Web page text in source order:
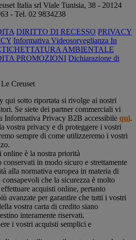
Italia srl ​​Viale Tunisia, 38 - 20124
- Tel. 02 9834238
DIRITTO DI RECESSO PRIVACY
Informativa Videosorveglianza In
AMBIENTALE
PROMOZIONI Dichiarazione di
Creuset
qui sotto riportata si rivolge ai nostri
Se siete dei partner commerciali vi
Informativa Privacy B2B accessibile qui.
vostra privacy e di proteggere i vostri
sempre di come utilizzeremo i vostri
online è la nostra priorità
in modo sicuro e strettamente
alla normativa europea in materia di
che la sicurezza è molto
acquisti online, pertanto
avanzate per garantire che tutti i vostri
vostra carta di credito siano
interamente riservati.
i vostri acquisti semplici e